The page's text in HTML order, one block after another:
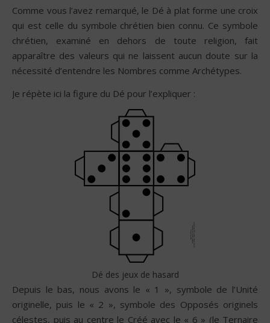
Comme vous l’avez remarqué, le Dé à plat forme une croix
qui est celle du symbole chrétien bien connu. Ce symbole
chrétien, examiné en dehors de toute religion, fait
apparaître des valeurs qui ne laissent aucun doute sur la
nécessité d’entendre les Nombres comme Archétypes.
Je répète ici la figure du Dé pour l’expliquer :
Dé des jeux de hasard
Depuis le bas, nous avons le « 1 », symbole de l’Unité
originelle, puis le « 2 », symbole des Opposés originels
célestes, puis au centre le Créé avec le « 6 » (le Ternaire